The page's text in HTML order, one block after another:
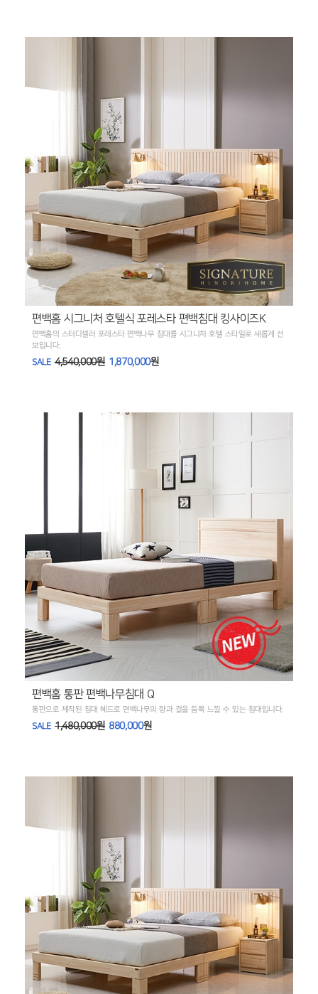
편백홈 시그니처 호텔식 포레스타 편백침대 킹사이즈K
편백홈의 스터디셀러 포레스타 편백나무 침대를 시그니처 호텔 스타일로 새롭게 선
보입니다.
SALE 4,540,000원 1,870,000원
편백홈 통판 편백나무침대 Q
통판으로 제작된 침대 헤드로 편백나무의 향과 결을 듬뿍 느낄 수 있는 침대입니다.
SALE 1,480,000원 880,000원